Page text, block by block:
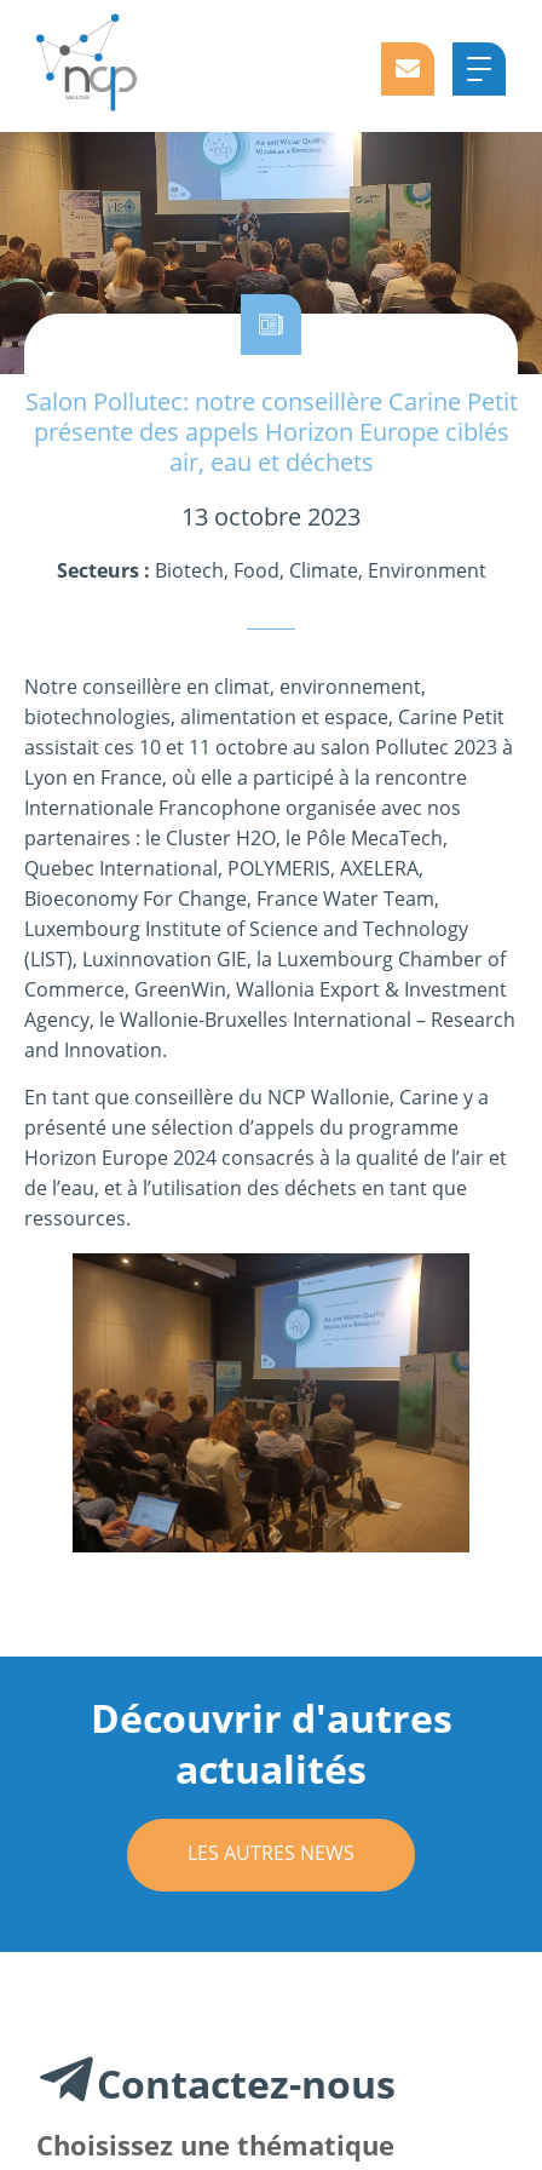
Salon Pollutec: notre conseillère Carine Petit
présente des appels Horizon Europe ciblés
air, eau et déchets
13 octobre 2023
Secteurs : Biotech, Food, Climate, Environment
Notre conseillère en climat, environnement,
biotechnologies, alimentation et espace, Carine Petit
assistait ces 10 et 11 octobre au salon Pollutec 2023 à
Lyon en France, où elle a participé à la rencontre
Internationale Francophone organisée avec nos
partenaires : le Cluster H2O, le Pôle MecaTech,
Quebec International, POLYMERIS, AXELERA,
Bioeconomy For Change, France Water Team,
Luxembourg Institute of Science and Technology
(LIST), Luxinnovation GIE, la Luxembourg Chamber of
Commerce, GreenWin, Wallonia Export & Investment
Agency, le Wallonie-Bruxelles International – Research
and Innovation.
En tant que conseillère du NCP Wallonie, Carine y a
présenté une sélection d’appels du programme
Horizon Europe 2024 consacrés à la qualité de l’air et
de l’eau, et à l’utilisation des déchets en tant que
ressources.
Découvrir d'autres
actualités
LES AUTRES NEWS
Contactez-nous
Choisissez une thématique